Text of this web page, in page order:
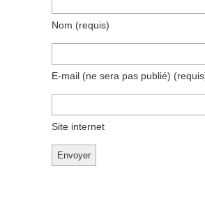
Nom (requis)
E-mail (ne sera pas publié)
Site internet